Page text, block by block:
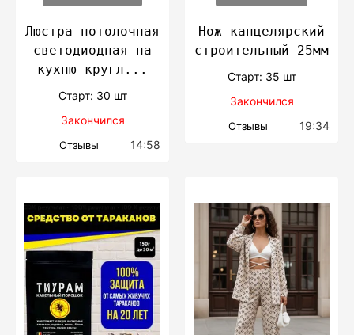
Люстра потолочная
светодиодная на
кухню кругл...
Cтарт: 30 шт
Закончился
Отзывы 14:58
Нож канцелярский
строительный 25мм
Cтарт: 35 шт
Закончился
Отзывы 19:34